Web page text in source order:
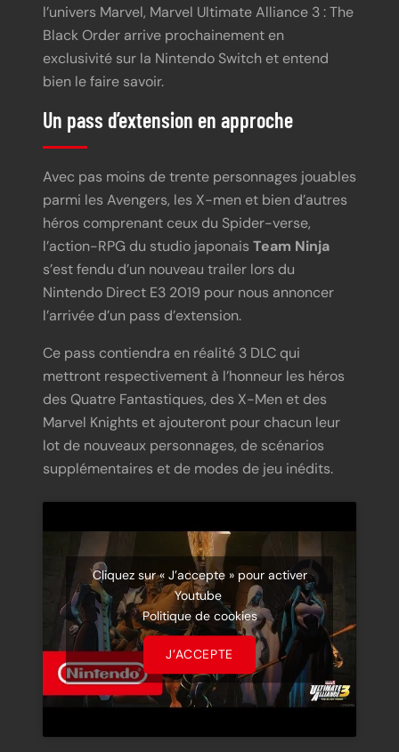
l’univers Marvel, Marvel Ultimate Alliance 3 : The
Black Order arrive prochainement en
exclusivité sur la Nintendo Switch et entend
bien le faire savoir.
Un pass d’extension en approche
Avec pas moins de trente personnages jouables
parmi les Avengers, les X-men et bien d’autres
héros comprenant ceux du Spider-verse,
l’action-RPG du studio japonais Team Ninja
s’est fendu d’un nouveau trailer lors du
Nintendo Direct E3 2019 pour nous annoncer
l’arrivée d’un pass d’extension.
Ce pass contiendra en réalité 3 DLC qui
mettront respectivement à l’honneur les héros
des Quatre Fantastiques, des X-Men et des
Marvel Knights et ajouteront pour chacun leur
lot de nouveaux personnages, de scénarios
supplémentaires et de modes de jeu inédits.
Cliquez sur « J’accepte » pour activer
Youtube
Politique de cookies
J’ACCEPTE